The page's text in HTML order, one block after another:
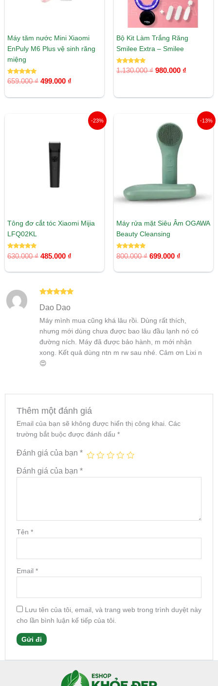
Máy tăm nước Mini Xiaomi
EnPuly M6 Plus vệ sinh răng
miệng
Được xếp
hạng
659.000₫ 499.000 ₫
Bộ Kit Làm Trắng Răng
Smilee Extra – Smilee
Được xếp
hạng
1.130.000₫ 980.000 ₫
-23%
Tông đơ cắt tóc Xiaomi Mijia
LFQ02KL
Được xếp
hạng
630.000₫
630.000 ₫.
485.000 ₫
-13%
Máy rửa mặt Siêu Âm​ OGAWA
Beauty Cleansing
Được xếp
hạng
800.000₫
gốc
là:
800.000 ₫.
699.000 ₫
hiện
tại
là:
hạng 55
Dao Dao
Máy mình mua cũng khá lâu rồi. Dùng rất thích,
nhưng mới dùng chưa được bao lâu đầu lạnh nó có
đường ních. Máy đã được bảo hành, m mới nhận
xong. Kết quả dùng ntn m rw sau nhé. Cảm ơn Lixi n
😍
Thêm một đánh giá
Email của bạn sẽ không được hiển thị công khai. Các
trường bắt buộc được đánh dấu *
Đánh giá của bạn *
Đánh giá của bạn *
Tên *
Email *
Lưu tên của tôi, email, và trang web trong trình duyệt này
cho lần bình luận kế tiếp của tôi.